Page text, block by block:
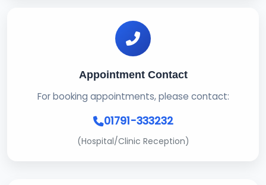
Appointment Contact
For booking appointments, please contact:
01791-333232
(Hospital/Clinic Reception)